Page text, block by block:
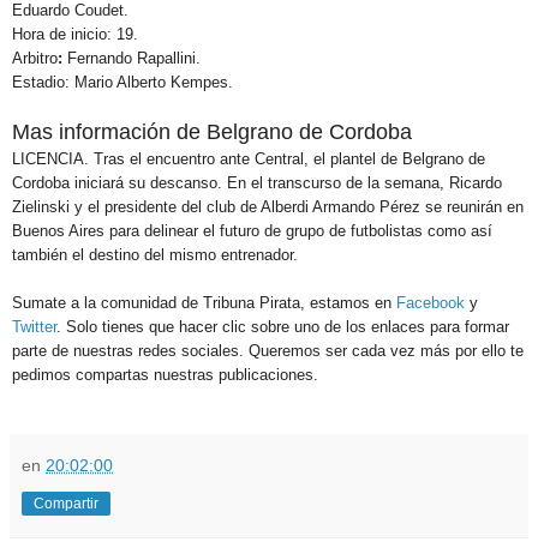
Eduardo Coudet.
Hora de inicio: 19.
Arbitro: Fernando Rapallini.
Estadio: Mario Alberto Kempes.
Mas información de Belgrano de Cordoba
LICENCIA. Tras el encuentro ante Central, el plantel de Belgrano de
Cordobainiciará su descanso. En el transcurso de la semana, Ricardo
Zielinski y el presidente del club de Alberdi Armando Pérez se reunirán en
Buenos Aires para delinear el futuro de grupo de futbolistas como así
también el destino del mismo entrenador.
Sumate a la comunidad de Tribuna Pirata, estamos en Facebook y
Twitter. Solo tienes que hacer clic sobre uno de los enlaces para formar
parte de nuestras redes sociales. Queremos ser cada vez más por ello te
pedimos compartas nuestras publicaciones.
en 20:02:00
Compartir